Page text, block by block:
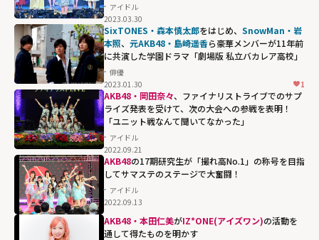
アイドル
2023.03.30
SixTONES・森本慎太郎をはじめ、 SnowMan・岩
本照、 元AKB48・島崎遥香ら豪華メンバーが11年前
に共演した学園ドラマ「劇場版 私立バカレア高校」
俳優
2023.01.30
1
AKB48・岡田奈々、ファイナリストライブでのサプ
ライズ発表を受けて、次の大会への参戦を表明！
「ユニット戦なんて聞いてなかった」
アイドル
2022.09.21
AKB48の17期研究生が「撮れ高No.1」の称号を目指
してサマステのステージで大奮闘！
アイドル
2022.09.13
AKB48・本田仁美がIZ*ONE(アイズワン)の活動を
通して得たものを明かす